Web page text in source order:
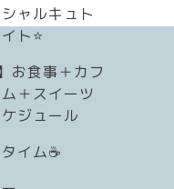
ャルキュト
ト⭐
お食事＋カフ
＋スイーツ
ジュール
イム☕️